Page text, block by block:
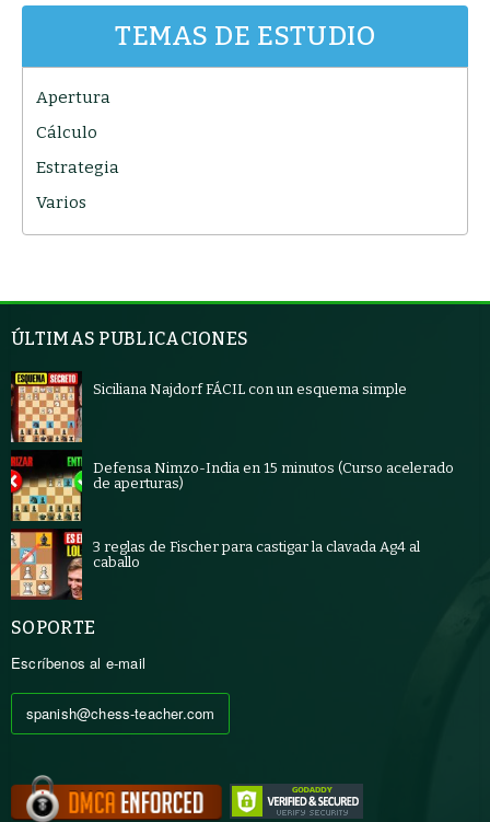
TEMAS DE ESTUDIO
Apertura
Cálculo
Estrategia
Varios
ÚLTIMAS PUBLICACIONES
Siciliana Najdorf FÁCIL con un esquema simple
Defensa Nimzo-India en 15 minutos (Curso acelerado
de aperturas)
3 reglas de Fischer para castigar la clavada Ag4 al
caballo
SOPORTE
Escríbenos al e-mail
spanish@chess-teacher.com